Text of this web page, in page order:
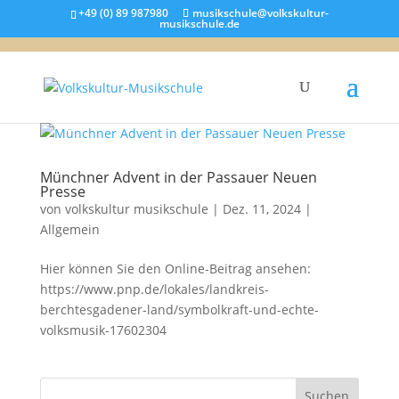
+49 (0) 89 987980 musikschule@volkskultur-
musikschule.de
Münchner Advent in der Passauer Neuen
Presse
von volkskultur musikschule | Dez. 11, 2024|
Allgemein
Hier können Sie den Online-Beitrag ansehen:
https://www.pnp.de/lokales/landkreis-
berchtesgadener-land/symbolkraft-und-echte-
volksmusik-17602304